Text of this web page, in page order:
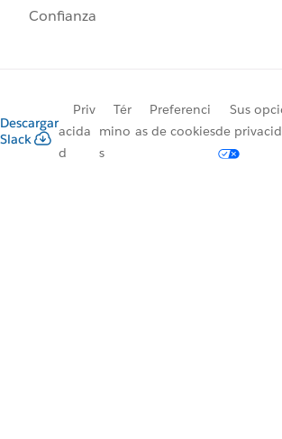
Confianza
Descargar
Slack
Priv
acida
d
Tér
mino
s
Preferenci
as de cookies
Sus
de